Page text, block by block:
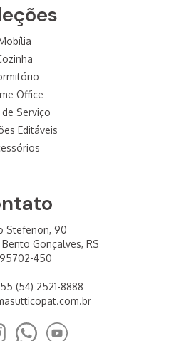
Office
Serviço
Editáveis
Stefenon, 90
Gonçalves, RS
95702-450
(54) 2521-8888